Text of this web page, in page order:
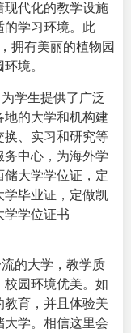
现代化的教学设施
的学习环境。此
拥有美丽的植物园
境。
学生提供了广泛
地的大学和机构建
换、实习和研究等
中心，为海外学
大学学位证，定
学毕业证，定做凯
学学位证书
的大学，教学质
园环境优美。如
育，并且体验美
大学。相信这里会